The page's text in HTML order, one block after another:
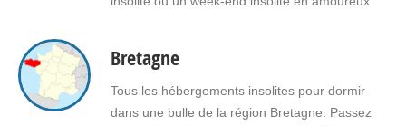
une bulle en Belgique pour vous ou pour offrir
un cadeau insolite à vos proches.
Bretagne
Tous les hébergements insolites pour dormir
dans une bulle de la région Bretagne. Passez